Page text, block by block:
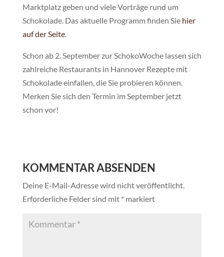
Marktplatz geben und viele Vorträge rund um
Schokolade. Das aktuelle Programm finden Sie hier
auf der Seite.
Schon ab 2. September zur SchokoWoche lassen sich
zahlreiche Restaurants in Hannover Rezepte mit
Schokolade einfallen, die Sie probieren können.
Merken Sie sich den Termin im September jetzt
schon vor!
KOMMENTAR ABSENDEN
Deine E-Mail-Adresse wird nicht veröffentlicht.
Erforderliche Felder sind mit *markiert